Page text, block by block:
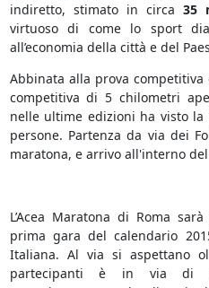
indiretto, stimato in circa 35
virtuoso di come lo sport
all’economia della città e del
Abbinata alla prova competitiva
competitiva di 5 chilometri
nelle ultime edizioni ha visto
persone. Partenza da via dei
maratona, e arrivo all'interno del
L’Acea Maratona di Roma
prima gara del calendario
Italiana. Al via si aspettano
partecipanti è in via di